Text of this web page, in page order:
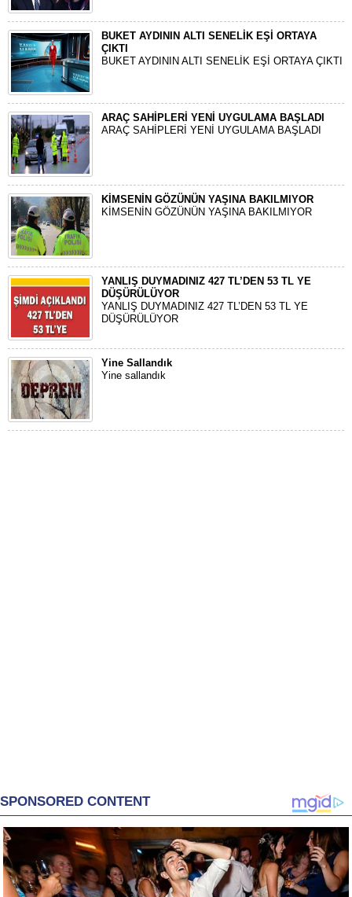
BUKET AYDININ ALTI SENELİK EŞİ ORTAYA
ÇIKTI
BUKET AYDININ ALTI SENELİK EŞİ ORTAYA ÇIKTI
ARAÇ SAHİPLERİ YENİ UYGULAMA BAŞLADI
ARAÇ SAHİPLERİ YENİ UYGULAMA BAŞLADI
KİMSENİN GÖZÜNÜN YAŞINA BAKILMIYOR
KİMSENİN GÖZÜNÜN YAŞINA BAKILMIYOR
YANLIŞ DUYMADINIZ 427 TL’DEN 53 TL YE
DÜŞÜRÜLÜYOR
YANLIŞ DUYMADINIZ 427 TL’DEN 53 TL YE
DÜŞÜRÜLÜYOR
Yine Sallandık
Yine sallandık